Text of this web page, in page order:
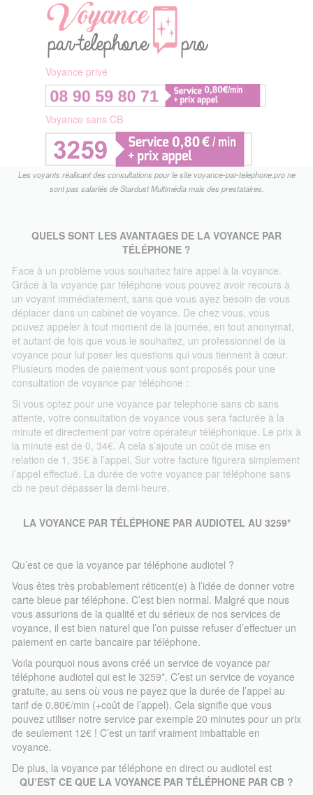
Panneau de gestion des cookies
Voyance privé
Voyance sans CB
Les voyants réalisant des consultations pour le site voyance-par-telephone.pro ne
sont pas salariés de Stardust Multimédia mais des prestataires.
QUELS SONT LES AVANTAGES DE LA VOYANCE PAR
TÉLÉPHONE ?
Face à un problème vous souhaitez faire appel à la voyance.
Grâce à la voyance par téléphone vous pouvez avoir recours à
un voyant immédiatement, sans que vous ayez besoin de vous
déplacer dans un cabinet de voyance. De chez vous, vous
pouvez appeler à tout moment de la journée, en tout anonymat,
et autant de fois que vous le souhaitez, un professionnel de la
voyance pour lui poser les questions qui vous tiennent à cœur.
Plusieurs modes de paiement vous sont proposés pour une
consultation de voyance par téléphone :
Si vous optez pour une voyance par telephone sans cb sans
attente, votre consultation de voyance vous sera facturée à la
minute et directement par votre opérateur téléphonique. Le prix à
la minute est de 0, 34€. A cela s’ajoute un coût de mise en
relation de 1, 35€ à l’appel. Sur votre facture figurera simplement
l’appel effectué. La durée de votre voyance par téléphone sans
cb ne peut dépasser la demi-heure.
à un chat avec une voyante. Les voyants sur ce service sont
C’est sans doute le moyen de paiement le plus adapté aux
jeunes qui souhaitent faire appel à la voyance pour la première
fois. Ne restez pas dans l’angoisse et dans vos incertitudes. La
voyance peut vous apporter des réponses.
LA VOYANCE PAR TÉLÉPHONE PAR AUDIOTEL AU 3259*
Qu’est ce que la voyance par téléphone audiotel ?
Vous êtes très probablement réticent(e) à l’idée de donner votre
carte bleue par téléphone. C’est bien normal. Malgré que nous
vous assurions de la qualité et du sérieux de nos services de
voyance, il est bien naturel que l’on puisse refuser d’effectuer un
paiement en carte bancaire par téléphone.
Voila pourquoi nous avons créé un service de voyance par
téléphone audiotel qui est le 3259*. C’est un service de voyance
gratuite, au sens où vous ne payez que la durée de l’appel au
tarif de 0,80€/min (+coût de l’appel). Cela signifie que vous
pouvez utiliser notre service par exemple 20 minutes pour un prix
de seulement 12€ ! C’est un tarif vraiment imbattable en
voyance.
De plus, la voyance par téléphone en direct ou audiotel est
disponible 24h24 !
QU’EST CE QUE LA VOYANCE PAR TÉLÉPHONE PAR CB ?